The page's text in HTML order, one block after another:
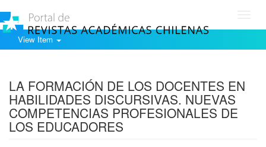
View Item
LA FORMACIÓN DE LOS DOCENTES EN
HABILIDADES DISCURSIVAS. NUEVAS
COMPETENCIAS PROFESIONALES DE
LOS EDUCADORES